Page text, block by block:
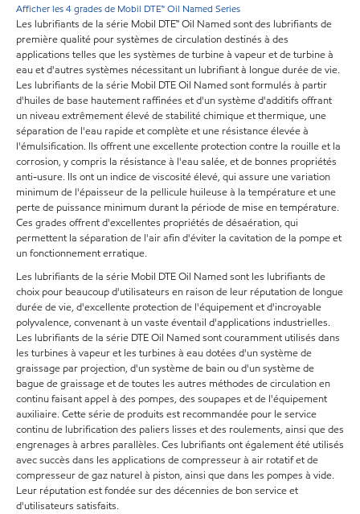
Afficher les 4 grades de Mobil DTE™ Oil Named Series
Les lubrifiants de la série Mobil DTE™ Oil Named sont des lubrifiants de
première qualité pour systèmes de circulation destinés à des
applications telles que les systèmes de turbine à vapeur et de turbine à
eau et d'autres systèmes nécessitant un lubrifiant à longue durée de vie.
Les lubrifiants de la série Mobil DTE Oil Named sont formulés à partir
d'huiles de base hautement raffinées et d'un système d'additifs offrant
un niveau extrêmement élevé de stabilité chimique et thermique, une
séparation de l'eau rapide et complète et une résistance élevée à
l'émulsification. Ils offrent une excellente protection contre la rouille et la
corrosion, y compris la résistance à l'eau salée, et de bonnes propriétés
anti-usure. Ils ont un indice de viscosité élevé, qui assure une variation
minimum de l'épaisseur de la pellicule huileuse à la température et une
perte de puissance minimum durant la période de mise en température.
Ces grades offrent d'excellentes propriétés de désaération, qui
permettent la séparation de l'air afin d'éviter la cavitation de la pompe et
un fonctionnement erratique.
Les lubrifiants de la série Mobil DTE Oil Named sont les lubrifiants de
choix pour beaucoup d'utilisateurs en raison de leur réputation de longue
durée de vie, d'excellente protection de l'équipement et d'incroyable
polyvalence, convenant à un vaste éventail d'applications industrielles.
Les lubrifiants de la série DTE Oil Named sont couramment utilisés dans
les turbines à vapeur et les turbines à eau dotées d'un système de
graissage par projection, d'un système de bain ou d'un système de
bague de graissage et de toutes les autres méthodes de circulation en
continu faisant appel à des pompes, des soupapes et de l'équipement
auxiliaire. Cette série de produits est recommandée pour le service
continu de lubrification des paliers lisses et des roulements, ainsi que des
engrenages à arbres parallèles. Ces lubrifiants ont également été utilisés
avec succès dans les applications de compresseur à air rotatif et de
compresseur de gaz naturel à piston, ainsi que dans les pompes à vide.
Leur réputation est fondée sur des décennies de bon service et
d'utilisateurs satisfaits.